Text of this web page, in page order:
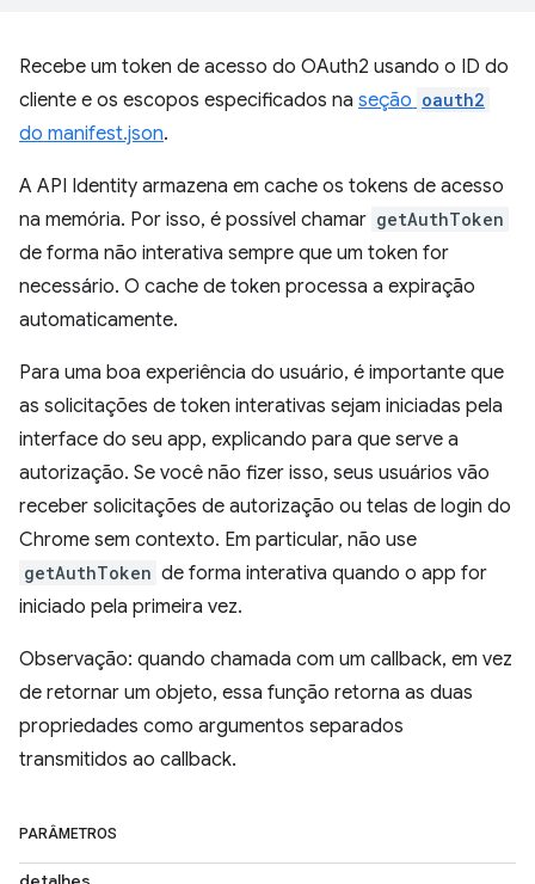
Recebe um token de acesso do OAuth2 usando o ID do
cliente e os escopos especificados na seção oauth2
do manifest.json.
A API Identity armazena em cache os tokens de acesso
na memória. Por isso, é possível chamar getAuthToken
de forma não interativa sempre que um token for
necessário. O cache de token processa a expiração
automaticamente.
Para uma boa experiência do usuário, é importante que
as solicitações de token interativas sejam iniciadas pela
interface do seu app, explicando para que serve a
autorização. Se você não fizer isso, seus usuários vão
receber solicitações de autorização ou telas de login do
Chrome sem contexto. Em particular, não use
getAuthToken de forma interativa quando o app for
iniciado pela primeira vez.
Observação: quando chamada com um callback, em vez
de retornar um objeto, essa função retorna as duas
propriedades como argumentos separados
transmitidos ao callback.
PARÂMETROS